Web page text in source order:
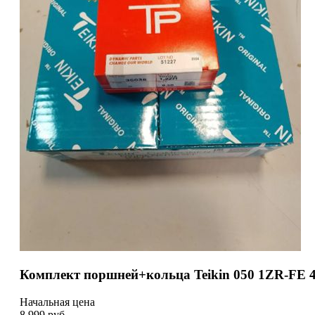
Комплект поршней+кольца Teikin 050 1ZR-FE
Начальная цена